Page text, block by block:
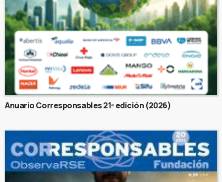
Anuario Corresponsables 21ª edición (2026)